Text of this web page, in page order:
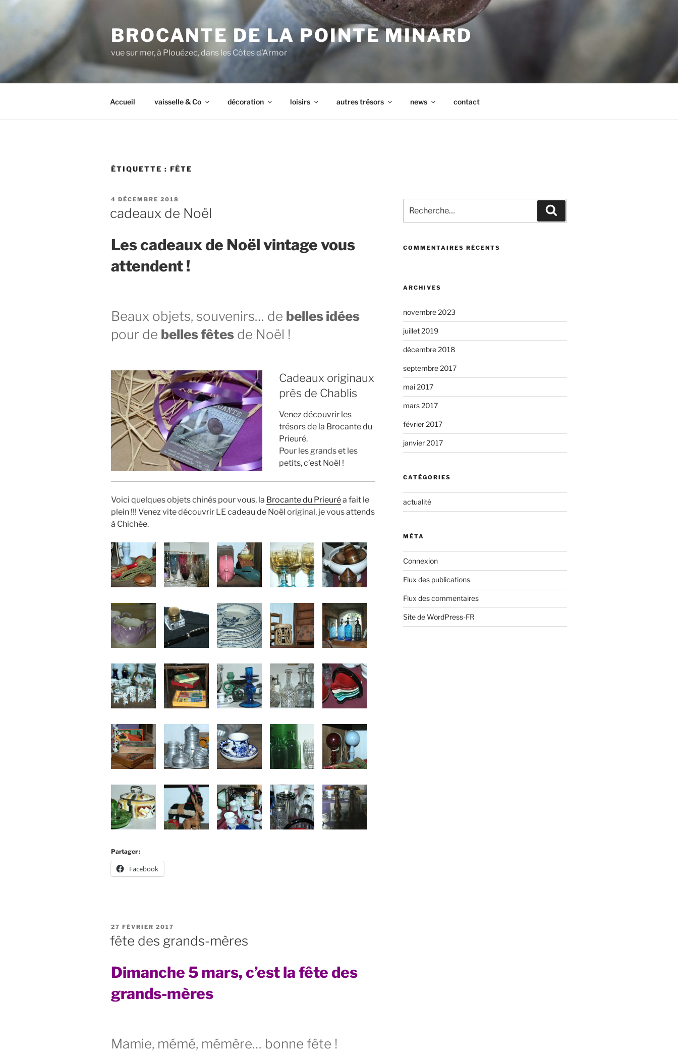
Aller
BROCANTE DE LA POINTE MINARD
vue sur mer, à Plouézec, dans les Côtes d'Armor
Accueil vaisselle & Co décoration loisirs autres trésors news contact
ÉTIQUETTE : FÊTE
PUBLIÉ
4 DÉCEMBRE 2018
cadeaux de Noël
Les cadeaux de Noël vintage vous
attendent !
Beaux objets, souvenirs… de belles idées
pour de belles fêtes de Noël !
Cadeaux originaux
près de Chablis
Venez découvrir les
trésors de la Brocante du
Prieuré.
Pour les grands et les
petits, c’est Noël !
Voici quelques objets chinés pour vous, la Brocante du Prieuréa fait le
plein !!! Venez vite découvrir LE cadeau de Noël original, je vous attends
à Chichée.
Partager :
Facebook
PUBLIÉ
LE
27 FÉVRIER 2017
fête des grands-mères
Dimanche 5 mars, c’est la fête des
grands-mères
Mamie, mémé, mémère… bonne fête !
pour
:
COMMENTAIRES RÉCENTS
ARCHIVES
novembre 2023
juillet 2019
décembre 2018
septembre 2017
mai 2017
mars 2017
février 2017
janvier 2017
CATÉGORIES
actualité
MÉTA
Connexion
Flux des publications
Flux des commentaires
Site de WordPress-FR